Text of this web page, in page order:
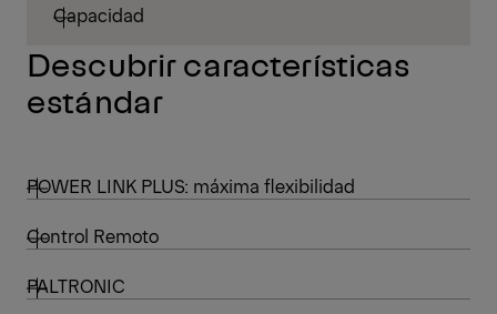
Capacidad
Descubrir características
estándar
POWER LINK PLUS: máxima flexibilidad
Control Remoto
PALTRONIC